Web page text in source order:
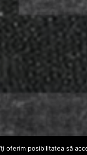
posibilitatea să